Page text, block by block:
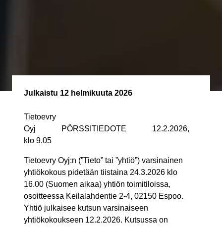
Julkaistu 12 helmikuuta 2026
Tietoevry
Oyj PÖRSSITIEDOTE 12.2.2026,
klo 9.05
Tietoevry Oyj:n (”Tieto” tai ”yhtiö”) varsinainen
yhtiökokous pidetään tiistaina 24.3.2026 klo
16.00 (Suomen aikaa) yhtiön toimitiloissa,
osoitteessa Keilalahdentie 2-4, 02150 Espoo.
Yhtiö julkaisee kutsun varsinaiseen
yhtiökokoukseen 12.2.2026. Kutsussa on